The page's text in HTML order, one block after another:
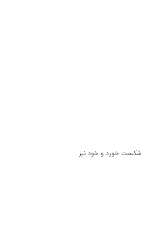
شکست خورد و خود نیز